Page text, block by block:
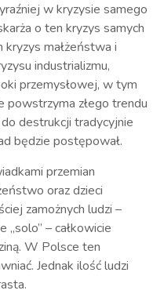
w kryzysie samego
o ten kryzys samych
kryzys małżeństwa i
industrializmu,
przemysłowej, w tym
powstrzyma złego trendu
destrukcji tradycyjnie
będzie postępował.
przemian
oraz dzieci
zamożnych ludzi –
„solo” – całkowicie
W Polsce ten
Jednak ilość ludzi